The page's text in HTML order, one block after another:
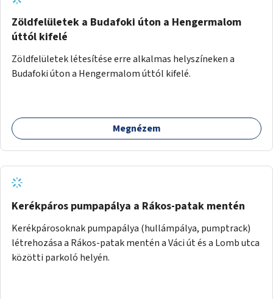
Zöldfelületek a Budafoki úton a Hengermalom
úttól kifelé
Zöldfelületek létesítése erre alkalmas helyszíneken a
Budafoki úton a Hengermalom úttól kifelé.
Megnézem
Kerékpáros pumpapálya a Rákos-patak mentén
Kerékpárosoknak pumpapálya (hullámpálya, pumptrack)
létrehozása a Rákos-patak mentén a Váci út és a Lomb utca
közötti parkoló helyén.